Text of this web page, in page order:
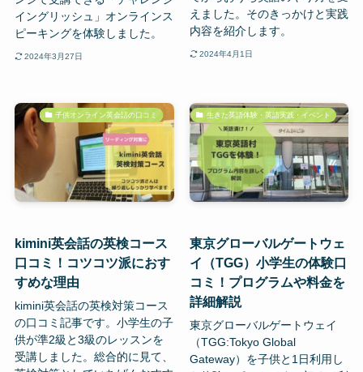
イングリッシュ」オンラインス
ピーキングを体験しました。
2024年3月27日
えました。そのきっかけと実践
内容を紹介します。
2024年4月1日
子供オンライン英会話の口コミ
kimini英会話の英検コース
口コミ！コツコツ派におす
すめな理由
kimini英会話の英検対策コース
の口コミ記事です。小学生の子
供が準2級と3級のレッスンを
受講しました。総合的に見て、
生きた英語体験・英語実践・イベント
東京グローバルゲートウェ
イ（TGG）小学生の体験口
コミ！プログラムや料金を
詳細解説
東京グローバルゲートウェイ
（TGG:Tokyo Global
Gateway）を子供と1日利用し